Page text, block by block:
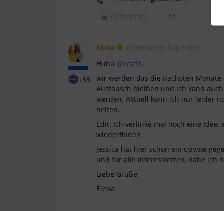
Gefällt mir
+33
Elena Community Superstar
Huhu @LeaSt,
wir werden das die nächsten
Austausch bleiben und ich kann
werden. Aktuell kann ich nur leider
helfen.
Edit: Ich verlinke mal noch eine Idee,
wiederfinden
Jessica hat hier schon ein upvote
und für alle interessierten, habe ich
Liebe Grüße,
Elena